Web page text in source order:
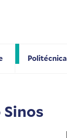
Politécnica